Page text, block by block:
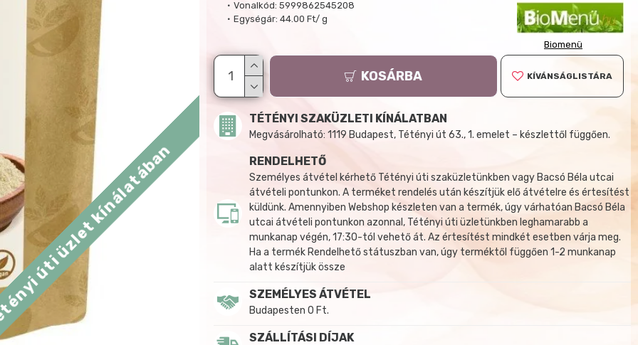
üzlet kínálatában
Vonalkód: 5999862545208
Egységár: 44.00 Ft/ g
Biomenü
KOSÁRBA KÍVÁNSÁGLISTÁRA
TÉTÉNYI SZAKÜZLETI KÍNÁLATBAN
Megvásárolható: 1119 Budapest, Tétényi út 63., 1. emelet – készlettől függően.
RENDELHETŐ
Személyes átvétel kérhető Tétényi úti szaküzletünkben vagy Bacsó Béla utcai
átvételi pontunkon. A terméket rendelés után készítjük elő átvételre és értesítést
küldünk. Amennyiben Webshop készleten van a termék, úgy várhatóan Bacsó Béla
utcai átvételi pontunkon azonnal, Tétényi úti üzletünkben leghamarabb a
munkanap végén, 17:30-tól vehető át. Az értesítést mindkét esetben várja meg.
Ha a termék Rendelhető státuszban van, úgy terméktől függően 1-2 munkanap
alatt készítjük össze
SZEMÉLYES ÁTVÉTEL
Budapesten 0 Ft.
SZÁLLÍTÁSI DÍJAK